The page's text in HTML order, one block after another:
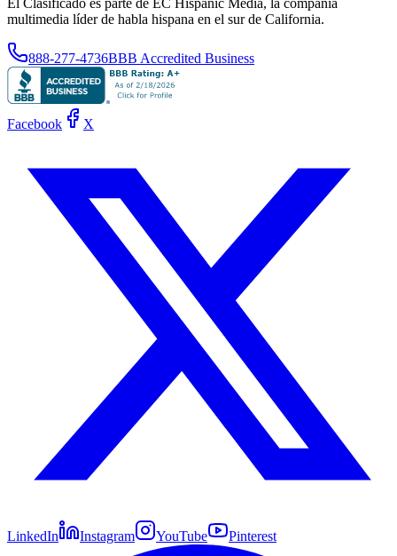
El Clasificado es parte de EC Hispanic Media, la compañía
multimedia líder de habla hispana en el sur de California.
888-277-4736BBB Accredited Business
Facebook X
LinkedIn Instagram YouTube Pinterest